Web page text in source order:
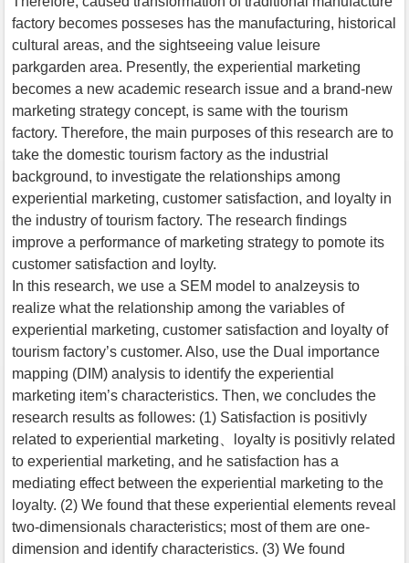
factory becomes posseses has the manufacturing, historical
cultural areas, and the sightseeing value leisure
parkgarden area. Presently, the experiential marketing
becomes a new academic research issue and a brand-new
marketing strategy concept, is same with the tourism
factory. Therefore, the main purposes of this research are to
take the domestic tourism factory as the industrial
background, to investigate the relationships among
experiential marketing, customer satisfaction, and loyalty in
the industry of tourism factory. The research findings
improve a performance of marketing strategy to pomote its
customer satisfaction and loylty.
In this research, we use a SEM model to analzeysis to
realize what the relationship among the variables of
experiential marketing, customer satisfaction and loyalty of
tourism factory’s customer. Also, use the Dual importance
mapping (DIM) analysis to identify the experiential
marketing item’s characteristics. Then, we concludes the
research results as followes: (1) Satisfaction is positivly
related to experiential marketing、loyalty is positivly related
to experiential marketing, and he satisfaction has a
mediating effect between the experiential marketing to the
loyalty. (2) We found that these experiential elements reveal
two-dimensionals characteristics; most of them are one-
dimension and identify characteristics. (3) We found